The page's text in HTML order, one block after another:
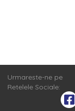
Urmareste-ne pe
Retelele Sociale: